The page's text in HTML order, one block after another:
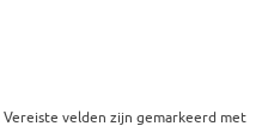
Vereiste velden zijn gemarkeerd met